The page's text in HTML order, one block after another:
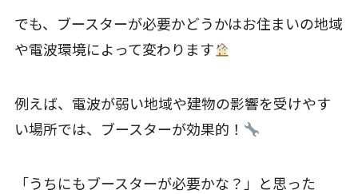
でも、ブースターが必要かどうかはお住まいの地域
や電波環境によって変わります
例えば、電波が弱い地域や建物の影響を受けやす
い場所では、ブースターが効果的！
「うちにもブースターが必要かな？」と思った